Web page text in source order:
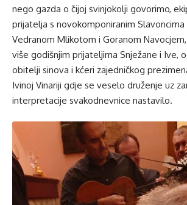
nego gazda o čijoj svinjokolji govorimo,
prijatelja s novokomponiranim
Vedranom Mlikotom i Goranom
više godišnjim prijateljima Snježane i Ive,
obitelji sinova i kćeri zajedničkog
Ivinoj Vinariji gdje se veselo druženje uz
interpretacije svakodnevnice nastavilo.